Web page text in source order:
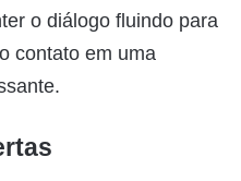
o diálogo fluindo para
contato em uma